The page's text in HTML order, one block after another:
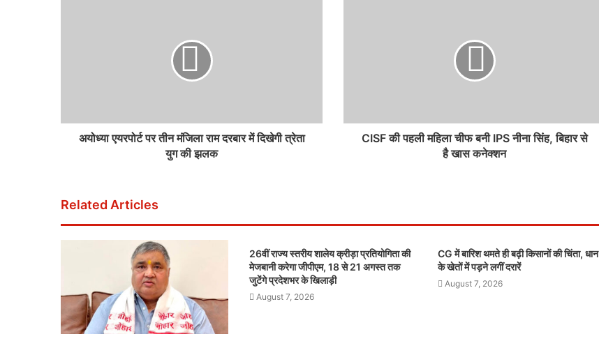
अयोध्या एयरपोर्ट पर तीन मंजिला राम दरबार में दिखेगी त्रेता
युग की झलक
CISF की पहली महिला चीफ बनी IPS नीना सिंह, बिहार से
है खास कनेक्शन
Related Articles
26वीं राज्य स्तरीय शालेय क्रीड़ा प्रतियोगिता की
मेजबानी करेगा जीपीएम, 18 से 21 अगस्त तक
जुटेंगे प्रदेशभर के खिलाड़ी
August 7, 2026
CG में बारिश थमते ही बढ़ी किसानों की चिंता, धान
के खेतों में पड़ने लगीं दरारें
August 7, 2026